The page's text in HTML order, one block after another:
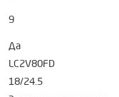
9
Да
LC2V80FD
18/24.5